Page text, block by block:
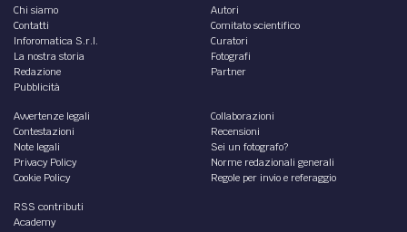
ATTUALITÀ /
Blocco licenziamenti e proroga cassa
integrazione: tutte le novità introdotte dal
Decreto Sostegno 2021
Varato il tanto atteso Decreto Sostegno che prevede, tra le
diverse misure di sostegno, il divieto di licenziamento e la
diFrancesca Russo
ATTUALITÀ /
rate col Decreto Sostegno